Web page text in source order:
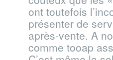
ont toutefois
présenter de
après-vente. A
comme tooap